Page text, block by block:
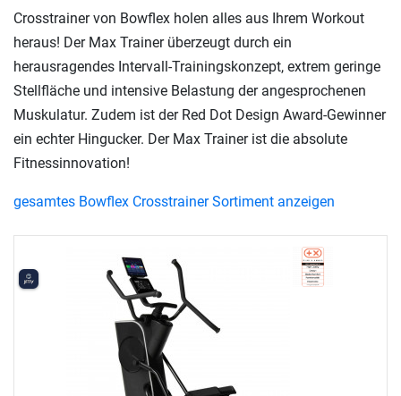
Crosstrainer von Bowflex holen alles aus Ihrem Workout
heraus! Der Max Trainer überzeugt durch ein
herausragendes Intervall-Trainingskonzept, extrem geringe
Stellfläche und intensive Belastung der angesprochenen
Muskulatur. Zudem ist der Red Dot Design Award-Gewinner
ein echter Hingucker. Der Max Trainer ist die absolute
Fitnessinnovation!
gesamtes Bowflex Crosstrainer Sortiment anzeigen